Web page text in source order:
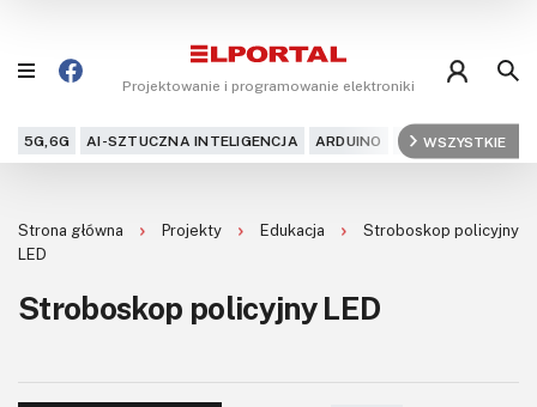
Projektowanie i programowanie elektroniki
5G,6G AI-SZTUCZNA INTELIGENCJA ARDUINO ARM AUDIO
WSZYSTKIE
Kursy
Strona główna Projekty Edukacja
Stroboskop policyjny
LED
Stroboskop policyjny LED